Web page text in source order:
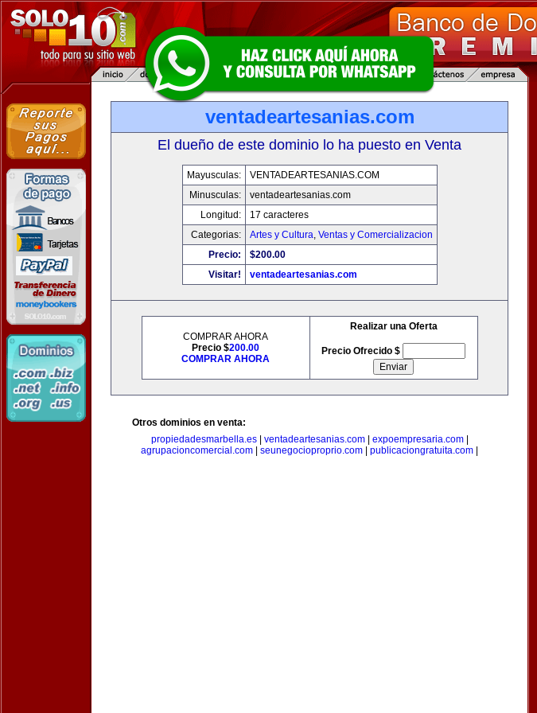
ventadeartesanias.com
El dueño de este dominio lo ha puesto en Venta
Mayusculas:
VENTADEARTESANIAS.COM
Minusculas:
ventadeartesanias.com
Longitud:
17 caracteres
Categorias:
Artes y Cultura, Ventas y Comercializacion
Precio:
$200.00
Visitar!
ventadeartesanias.com
COMPRAR AHORA
Precio $200.00
COMPRAR AHORA
Realizar una Oferta
Precio Ofrecido $
Otros dominios en venta:
propiedadesmarbella.es| ventadeartesanias.com| expoempresaria.com|
agrupacioncomercial.com
seunegocioproprio.com publicaciongratuita.com